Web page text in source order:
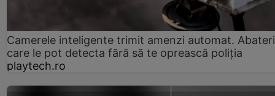
Camerele inteligente trimit amenzi automat.
care le pot detecta fără să te oprească poliția
playtech.ro